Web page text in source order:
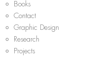
Books
Contact
Graphic Design
Research
Projects